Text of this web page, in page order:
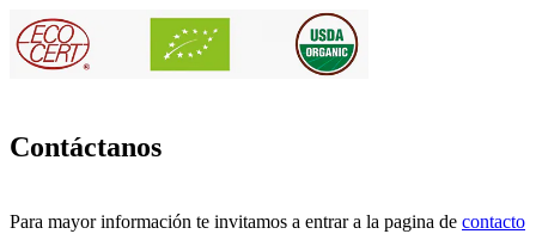
Contáctanos
Para mayor información te invitamos a entrar a la pagina de contacto